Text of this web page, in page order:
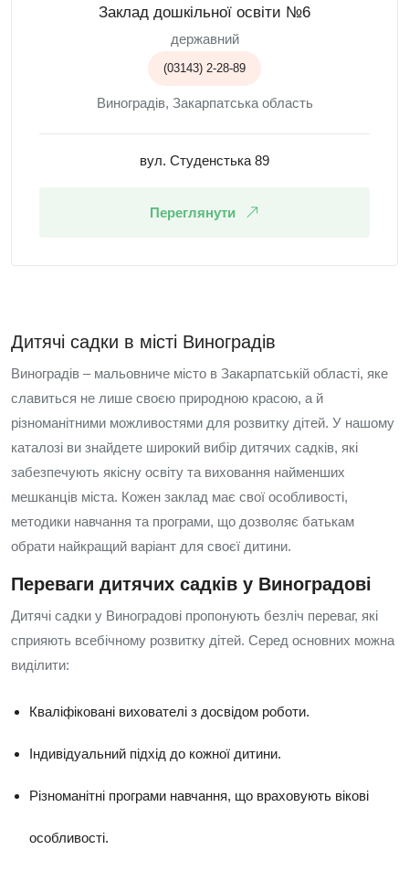
Заклад дошкільної освіти №6
державний
(03143) 2-28-89
Виноградів, Закарпатська область
вул. Студенстька 89
Переглянути
Дитячі садки в місті Виноградів
Виноградів – мальовниче місто в Закарпатській області, яке
славиться не лише своєю природною красою, а й
різноманітними можливостями для розвитку дітей. У нашому
каталозі ви знайдете широкий вибір дитячих садків, які
забезпечують якісну освіту та виховання найменших
мешканців міста. Кожен заклад має свої особливості,
методики навчання та програми, що дозволяє батькам
обрати найкращий варіант для своєї дитини.
Переваги дитячих садків у Виноградові
Дитячі садки у Виноградові пропонують безліч переваг, які
сприяють всебічному розвитку дітей. Серед основних можна
виділити:
Кваліфіковані вихователі з досвідом роботи.
Індивідуальний підхід до кожної дитини.
Різноманітні програми навчання, що враховують вікові
особливості.